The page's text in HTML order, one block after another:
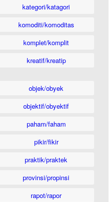
kategori/katagori
komoditi/komoditas
komplet/komplit
kreatif/kreatip
objek/obyek
objektif/obyektif
paham/faham
pikir/fikir
praktik/praktek
provinsi/propinsi
rapot/rapor